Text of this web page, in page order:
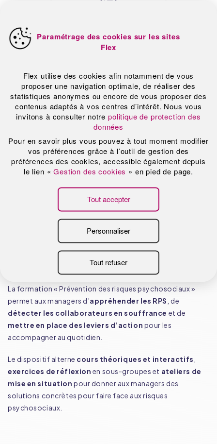
Une journée
Participants
Jusqu'à 10 managers formés
Comment se déroule la
formation ?
La formation « Prévention des risques psychosociaux »
permet aux managers d’appréhender les RPS , de
détecter les collaborateurs en souffrance et de
mettre en place des leviers d’action pour les
accompagner au quotidien.
Le dispositif alterne cours théoriques et interactifs
exercices de réflexion en sous-groupes et ateliers de
mise en situation pour donner aux managers des
solutions concrètes pour faire face aux risques
psychosociaux.